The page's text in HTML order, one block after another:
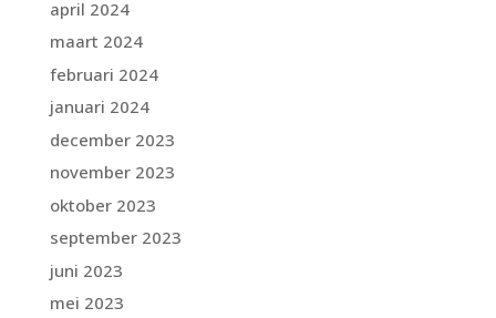
april 2024
maart 2024
februari 2024
januari 2024
december 2023
november 2023
oktober 2023
september 2023
juni 2023
mei 2023